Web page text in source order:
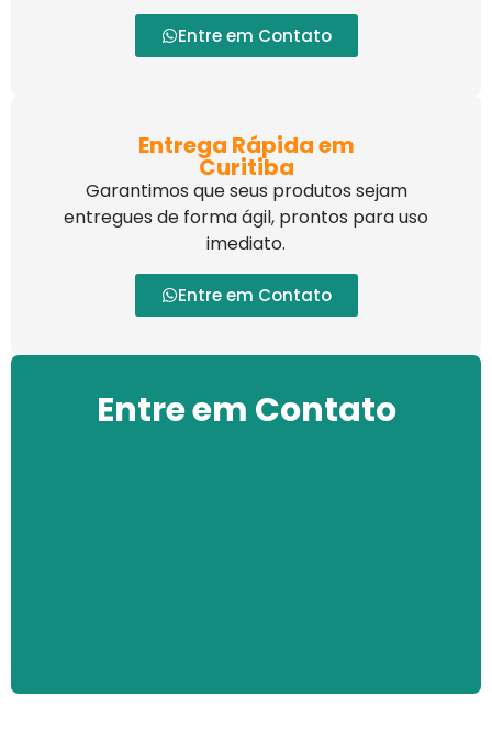
Entre em Contato
Entrega Rápida em
Curitiba
Garantimos que seus produtos sejam
entregues de forma ágil, prontos para uso
imediato.
Entre em Contato
Entre em Contato